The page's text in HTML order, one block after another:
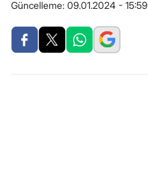
Güncelleme: 09.01.2024 - 15:59